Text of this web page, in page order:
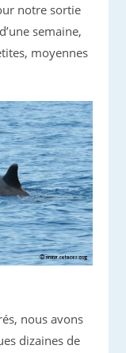
notre sortie
semaine,
moyennes
nous avons
dizaines de